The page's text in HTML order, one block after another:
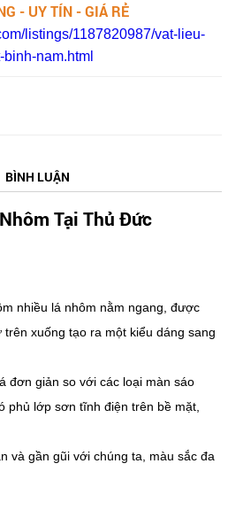
- UY TÍN - GIÁ RẺ
listings/1187820987/vat-lieu-
nam.html
BÌNH LUẬN
Tại Thủ Đức
nhiều lá nhôm nằm ngang, được
xuống tạo ra một kiểu dáng sang
đơn giản so với các loại màn sáo
phủ lớp sơn tĩnh điện trên bề mặt,
và gần gũi với chúng ta, màu sắc đa